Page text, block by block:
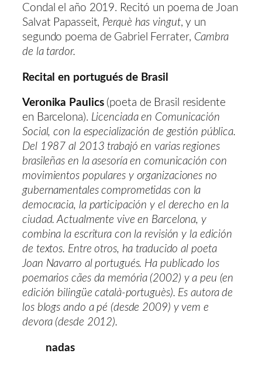
Condal el año 2019. Recitó un poema de Joan
Salvat Papasseit, Perquè has vingut, y un
segundo poema de Gabriel Ferrater, Cambra
de la tardor.
Recital en portugués de Brasil
Veronika Paulics(poeta de Brasil residente
en Barcelona). Licenciada en Comunicación
Social, con la especialización de gestión pública.
Del 1987 al 2013 trabajó en varias regiones
brasileñas en la asesoría en comunicación con
movimientos populares y organizaciones no
gubernamentales comprometidas con la
democracia, la participación y el derecho en la
ciudad. Actualmente vive en Barcelona, y
combina la escritura con la revisión y la edición
de textos. Entre otros, ha traducido al poeta
Joan Navarro al portugués. Ha publicado los
poemarios cães da memória (2002) y a peu (en
edición bilingüe català-portuguès). Es autora de
los blogs ando a pé (desde 2009) y vem e
devora (desde 2012).
nadas